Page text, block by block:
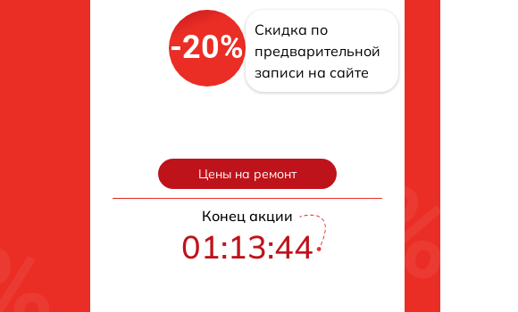
-20%
Скидка по
предварительной
записи на сайте
Цены на ремонт
Конец акции
01:13:43